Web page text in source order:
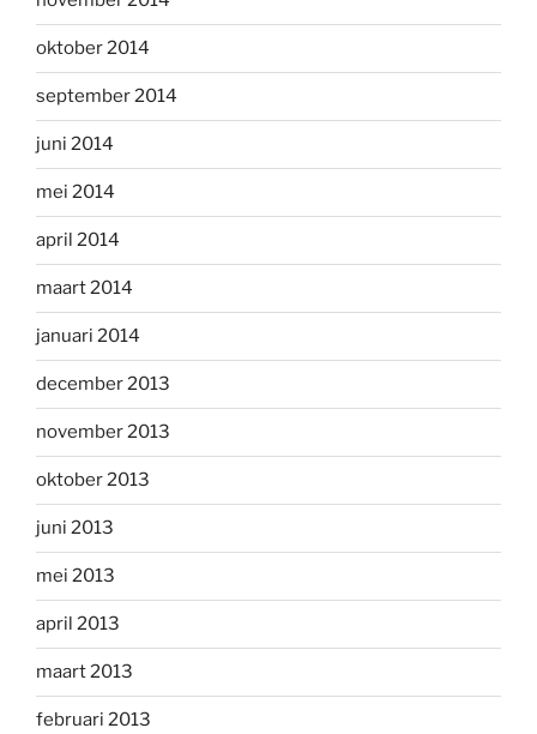
oktober 2014
september 2014
juni 2014
mei 2014
april 2014
maart 2014
januari 2014
december 2013
november 2013
oktober 2013
juni 2013
mei 2013
april 2013
maart 2013
februari 2013